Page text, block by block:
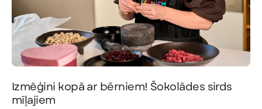
Izmēģini kopā ar bērniem! Šokolādes sirds
mīļajiem